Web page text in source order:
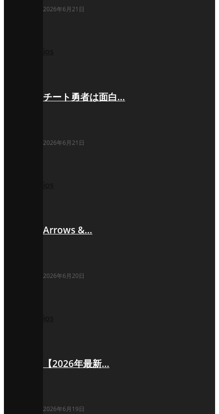
2026年6月21日
チート勇者は面白…
2026年6月21日
Arrows &…
2026年6月20日
【2026年最新…
2026年6月19日